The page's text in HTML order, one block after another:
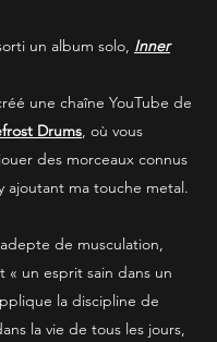
un album solo, Inner
une chaîne YouTube de
Drums, où vous
des morceaux connus
ajoutant ma touche metal.
de musculation,
« un esprit sain dans un
la discipline de
la vie de tous les jours,